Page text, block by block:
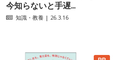
今知らないと手遅...
知識・教養 | 26.3.16